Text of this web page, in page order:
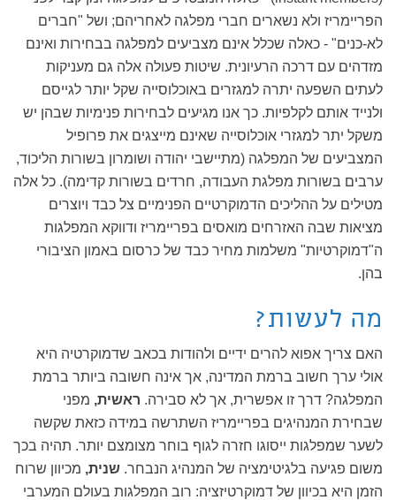
הפריימריז ולא נשארים חברי מפלגה לאחריהם; ושל "חברים
לא-כנים" - כאלה שכלל אינם מצביעים למפלגה בבחירות ואינם
מזדהים עם דרכה הרעיונית. שיטות פעולה אלה גם מעניקות
לעתים השפעה יתרה למגזרים באוכלוסייה שקל יותר לגייסם
ולנייד אותם לקלפיות. כך אנו מגיעים לבחירות פנימיות שבהן יש
משקל יתר למגזרי אוכלוסייה שאינם מייצגים את פרופיל
המצביעים של המפלגה (מתיישבי יהודה ושומרון בשורות הליכוד,
ערבים בשורות מפלגת העבודה, חרדים בשורות קדימה). כל אלה
מטילים על ההליכים הדמוקרטיים הפנימיים צל כבד ויוצרים
מציאות שבה האזרחים מואסים בפריימריז ודווקא המפלגות
ה"דמוקרטיות" משלמות מחיר כבד של כרסום באמון הציבורי
בהן.
מה לעשות?
האם צריך אפוא להרים ידיים ולהודות בכאב שדמוקרטיה היא
אולי ערך חשוב ברמת המדינה, אך אינה חשובה ביותר ברמת
המפלגה? דרך זו אפשרית, אך לא סבירה. ראשית, מפני
שבחירת המנהיגים בפריימריז השתרשה במידה כזאת שקשה
לשער שמפלגות ייסוגו חזרה לגוף בוחר מצומצם יותר. תהיה בכך
משום פגיעה בלגיטימציה של המנהיג הנבחר. שנית, מכיוון שרוח
הזמן היא בכיוון של דמוקרטיזציה: רוב המפלגות בעולם המערבי